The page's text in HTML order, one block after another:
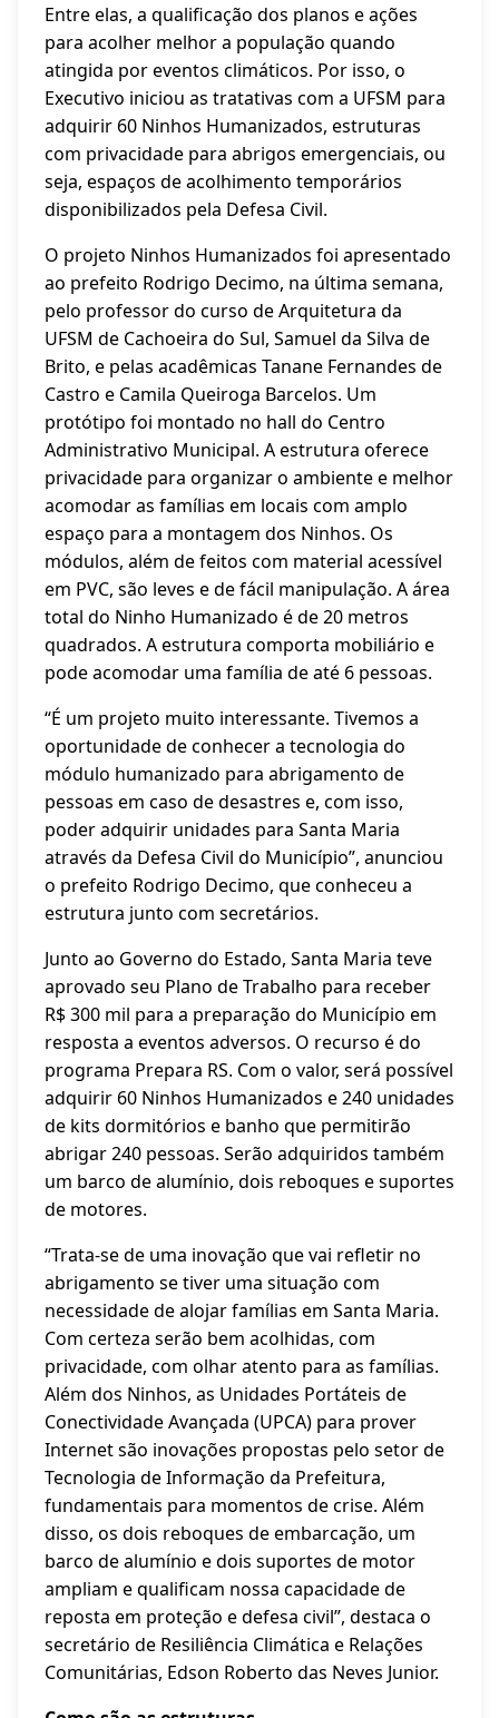
Entre elas, a qualificação dos planos e ações
para acolher melhor a população quando
atingida por eventos climáticos. Por isso, o
Executivo iniciou as tratativas com a UFSM para
adquirir 60 Ninhos Humanizados, estruturas
com privacidade para abrigos emergenciais, ou
seja, espaços de acolhimento temporários
disponibilizados pela Defesa Civil.
O projeto Ninhos Humanizados foi apresentado
ao prefeito Rodrigo Decimo, na última semana,
pelo professor do curso de Arquitetura da
UFSM de Cachoeira do Sul, Samuel da Silva de
Brito, e pelas acadêmicas Tanane Fernandes de
Castro e Camila Queiroga Barcelos. Um
protótipo foi montado no hall do Centro
Administrativo Municipal. A estrutura oferece
privacidade para organizar o ambiente e melhor
acomodar as famílias em locais com amplo
espaço para a montagem dos Ninhos. Os
módulos, além de feitos com material acessível
em PVC, são leves e de fácil manipulação. A área
total do Ninho Humanizado é de 20 metros
quadrados. A estrutura comporta mobiliário e
pode acomodar uma família de até 6 pessoas.
“É um projeto muito interessante. Tivemos a
oportunidade de conhecer a tecnologia do
módulo humanizado para abrigamento de
pessoas em caso de desastres e, com isso,
poder adquirir unidades para Santa Maria
através da Defesa Civil do Município”, anunciou
o prefeito Rodrigo Decimo, que conheceu a
estrutura junto com secretários.
Junto ao Governo do Estado, Santa Maria teve
aprovado seu Plano de Trabalho para receber
R$ 300 mil para a preparação do Município em
resposta a eventos adversos. O recurso é do
programa Prepara RS. Com o valor, será possível
adquirir 60 Ninhos Humanizados e 240 unidades
de kits dormitórios e banho que permitirão
abrigar 240 pessoas. Serão adquiridos também
um barco de alumínio, dois reboques e suportes
de motores.
“Trata-se de uma inovação que vai refletir no
abrigamento se tiver uma situação com
necessidade de alojar famílias em Santa Maria.
Com certeza serão bem acolhidas, com
privacidade, com olhar atento para as famílias.
Além dos Ninhos, as Unidades Portáteis de
Conectividade Avançada (UPCA) para prover
Internet são inovações propostas pelo setor de
Tecnologia de Informação da Prefeitura,
fundamentais para momentos de crise. Além
disso, os dois reboques de embarcação, um
barco de alumínio e dois suportes de motor
ampliam e qualificam nossa capacidade de
reposta em proteção e defesa civil”, destaca o
secretário de Resiliência Climática e Relações
Comunitárias, Edson Roberto das Neves Junior.